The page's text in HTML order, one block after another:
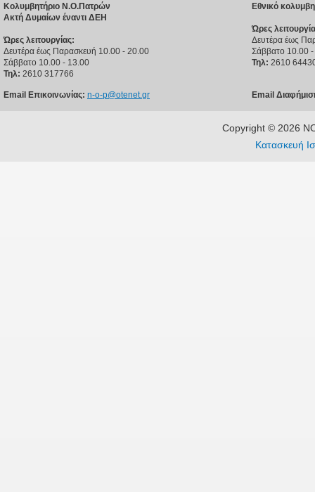
Κολυμβητήριο Ν.Ο.Πατρών
Ακτή Δυμαίων έναντι ΔΕΗ
Ώρες λειτουργίας:
Δευτέρα έως Παρασκευή 10.00 - 20.00
Σάββατο 10.00 - 13.00
Τηλ: 2610 317766
Email Επικοινωνίας: n-o-p@otenet.gr
Εθνικό
Ώρες
Δευτέρα έως
Σάββατο 10.00
Τηλ: 2610
Email
Copyright © 2026
Κατασκευή